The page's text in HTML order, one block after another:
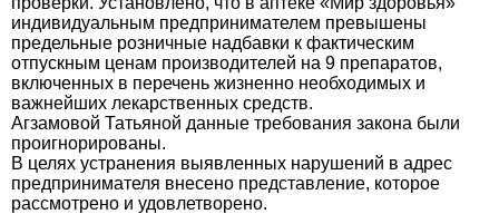
индивидуальным предпринимателем превышены
предельные розничные надбавки к фактическим
отпускным ценам производителей на 9 препаратов,
включенных в перечень жизненно необходимых и
важнейших лекарственных средств.
Агзамовой Татьяной данные требования закона были
проигнорированы.
В целях устранения выявленных нарушений в адрес
предпринимателя внесено представление, которое
рассмотрено и удовлетворено.